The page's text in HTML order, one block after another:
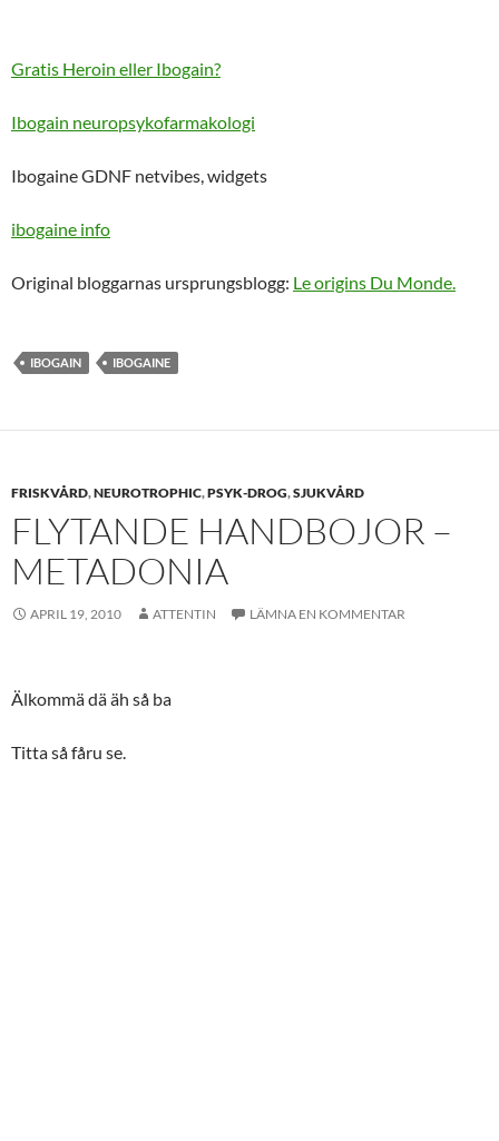
Gratis Heroin eller Ibogain?
Ibogain neuropsykofarmakologi
Ibogaine GDNF netvibes, widgets
ibogaine info
Original bloggarnas ursprungsblogg: Le origins Du Monde.
IBOGAIN IBOGAINE
FRISKVÅRD,NEUROTROPHIC,PSYK-DROG,SJUKVÅRD
FLYTANDE HANDBOJOR –
METADONIA
APRIL 19, 2010 ATTENTIN LÄMNA EN KOMMENTAR
Älkommä dä äh så ba
Titta så fåru se.